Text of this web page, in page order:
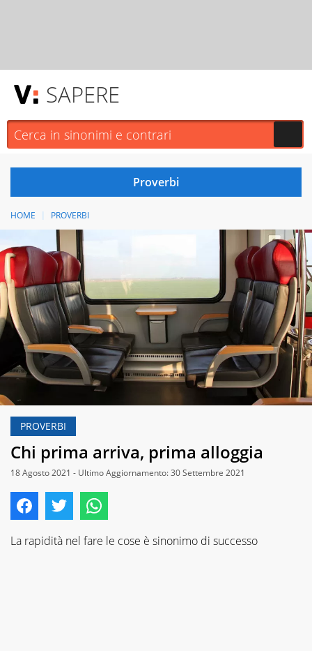
SAPERE
HOME PROVERBI
PROVERBI
Chi prima arriva, prima alloggia
18 Agosto 2021 - Ultimo Aggiornamento: 30 Settembre 2021
La rapidità nel fare le cose è sinonimo di successo